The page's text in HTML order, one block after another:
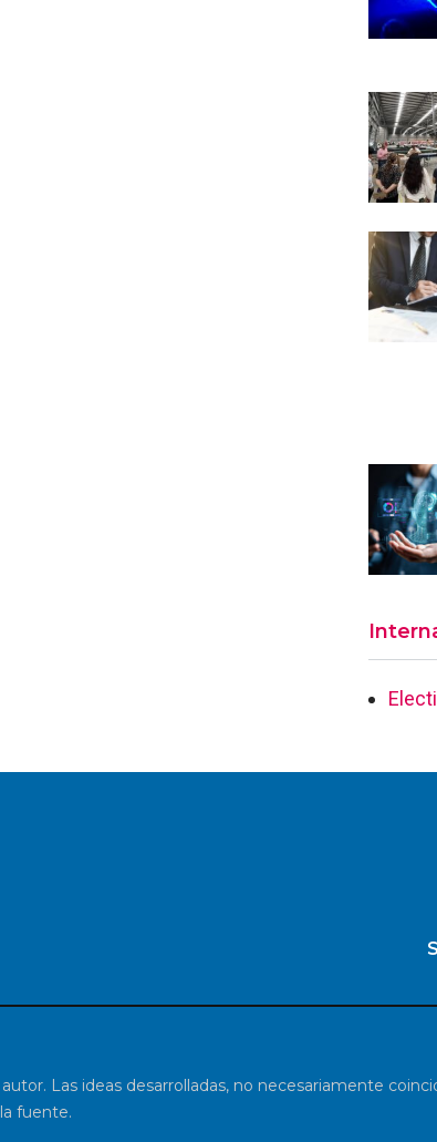
Las ideas desarrolladas, no necesariamente
fuente.